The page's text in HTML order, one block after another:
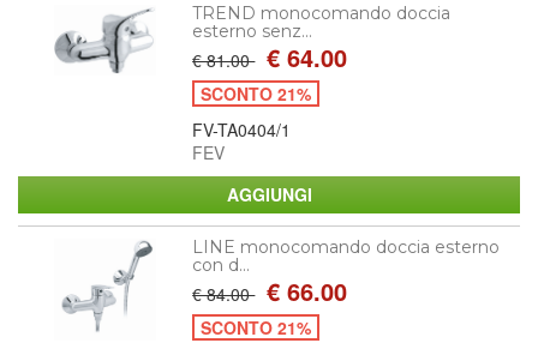
TREND monocomando doccia
esterno senz...
€ 81.00 € 64.00
SCONTO 21%
FV-TA0404/1
FEV
LINE monocomando doccia esterno
con d...
€ 84.00 € 66.00
SCONTO 21%